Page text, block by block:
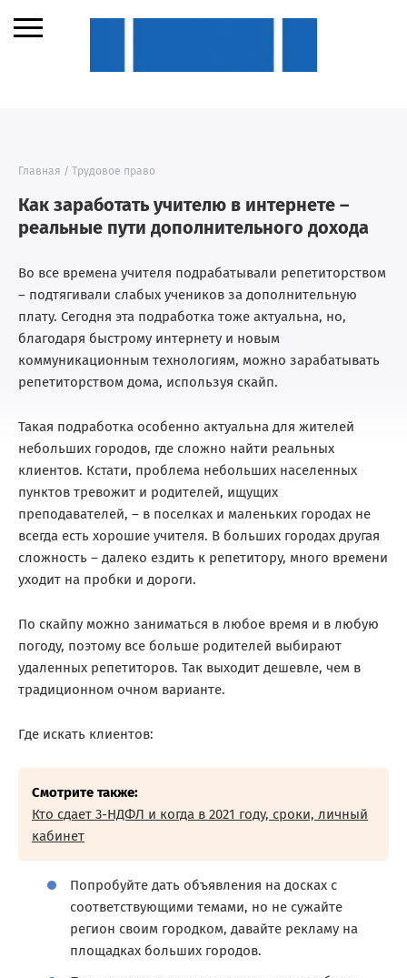
Главная / Трудовое право
Как заработать учителю в интернете –
реальные пути дополнительного дохода
Во все времена учителя подрабатывали репетиторством
– подтягивали слабых учеников за дополнительную
плату. Сегодня эта подработка тоже актуальна, но,
благодаря быстрому интернету и новым
коммуникационным технологиям, можно зарабатывать
репетиторством дома, используя скайп.
Такая подработка особенно актуальна для жителей
небольших городов, где сложно найти реальных
клиентов. Кстати, проблема небольших населенных
пунктов тревожит и родителей, ищущих
преподавателей, – в поселках и маленьких городах не
всегда есть хорошие учителя. В больших городах другая
сложность – далеко ездить к репетитору, много времени
уходит на пробки и дороги.
По скайпу можно заниматься в любое время и в любую
погоду, поэтому все больше родителей выбирают
удаленных репетиторов. Так выходит дешевле, чем в
традиционном очном варианте.
Где искать клиентов:
Смотрите также:
Кто сдает 3-НДФЛ и когда в 2021 году, сроки, личный
кабинет
Попробуйте дать объявления на досках с
соответствующими темами, но не сужайте
регион своим городком, давайте рекламу на
площадках больших городов.